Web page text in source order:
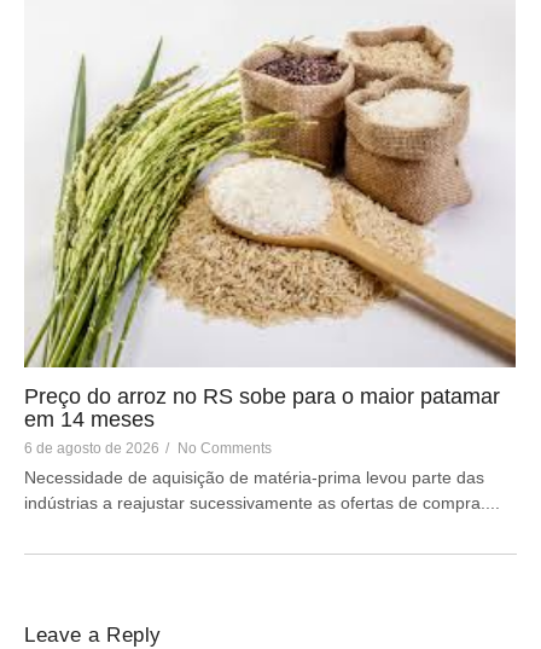
Preço do arroz no RS sobe para o maior patamar
em 14 meses
6 de agosto de 2026 / No Comments
Necessidade de aquisição de matéria-prima levou parte das
indústrias a reajustar sucessivamente as ofertas de compra....
Leave a Reply